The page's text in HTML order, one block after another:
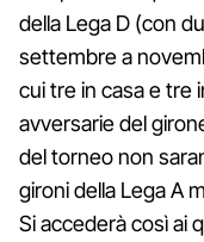
della Lega D (con
settembre a
cui tre in casa e tre
avversarie del
del torneo non
gironi della Lega A
Si accederà così ai